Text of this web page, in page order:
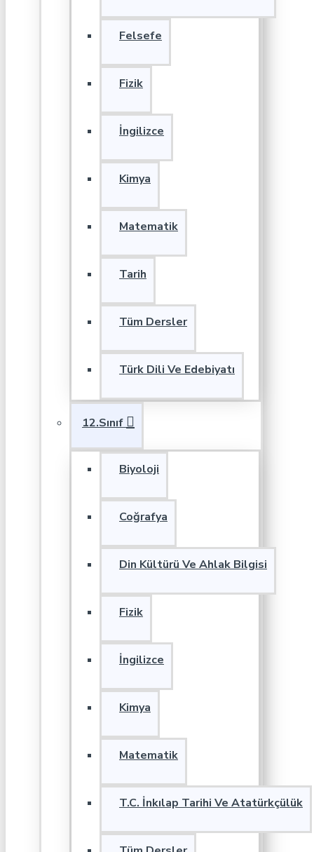
Felsefe
Fizik
İngilizce
Kimya
Matematik
Tarih
Tüm Dersler
Türk Dili Ve Edebiyatı
12.Sınıf
Biyoloji
Coğrafya
Din Kültürü Ve Ahlak Bilgisi
Fizik
İngilizce
Kimya
Matematik
T.C. İnkılap Tarihi Ve Atatürkçülük